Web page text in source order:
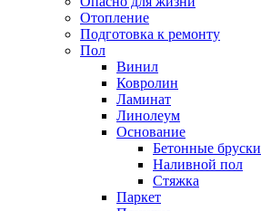
Отопление
Подготовка к ремонту
Пол
Винил
Ковролин
Ламинат
Линолеум
Основание
Бетонные бруски
Наливной пол
Стяжка
Паркет